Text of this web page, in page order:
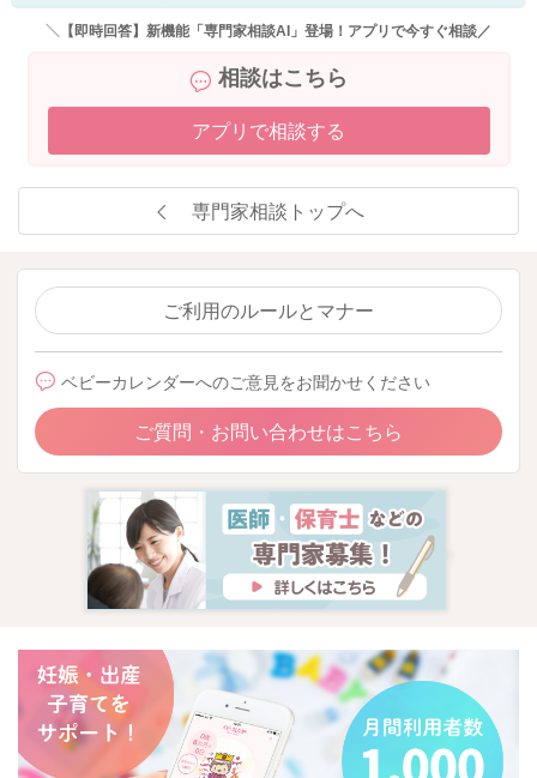
＼【即時回答】新機能「専門家相談AI」登場！アプリで今すぐ相談／
相談はこちら
アプリで相談する
専門家相談トップへ
ご利用のルールとマナー
ベビーカレンダーへのご意見をお聞かせください
ご質問・お問い合わせはこちら